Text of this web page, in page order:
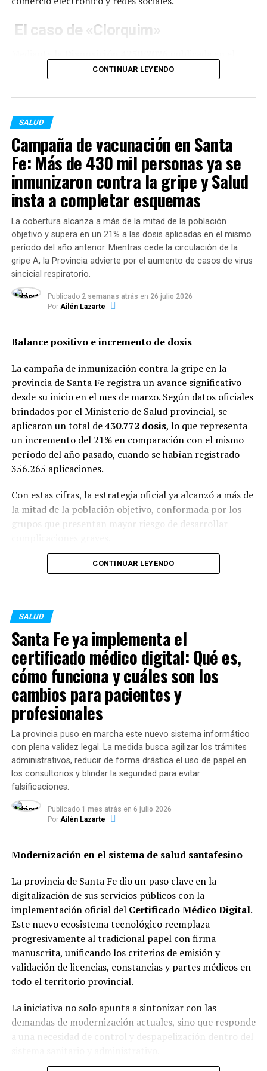
El caso de «Clorquim»
Boletín Oficial, la ANMAT oficializó la prohibición sobre
todos los lotes de desinfectantes, limpiadores y
productos para tratamiento de superficies de la firma
La investigación determinó que los artículos no
contaban con el registro sanitario correspondiente.
Asimismo, la autoridad de control no pudo identificar
un establecimiento habilitado responsable de su
manufactura, lo que impidió verificar las condiciones de
inocuidad y seguridad en las que fueron elaborados.
Inhabilitación para la línea «Clean
Lab»
organismo regulador impuso una restricción idéntica a
la línea de productos domisanitarios de la marca Clean
que se incluyen:
Limpiadores universales y desinfectantes.
Insecticidas de uso doméstico.
Aromatizantes de ambiente.
Artículos para el acabado y embellecimiento de
superficies.
Desde el organismo fiscalizador remarcaron que la
procesos de fabricación de estos insumos.
Ambas marcas no podrán retornar al mercado hasta
tanto regularicen sus registros, inscriban sus fórmulas y
obtengan las habilitaciones de los establecimientos
productores ante las autoridades sanitarias
competentes.
CONTINUAR LEYENDO
SALUD
Campaña de vacunación en Santa
Fe: Más de 430 mil personas ya se
inmunizaron contra la gripe y Salud
insta a completar esquemas
La cobertura alcanza a más de la mitad de la población
objetivo y supera en un 21% a las dosis aplicadas en el mismo
período del año anterior. Mientras cede la circulación de la
gripe A, la Provincia advierte por el aumento de casos de virus
sincicial respiratorio.
Publicado 2 semanas atrás en 26 julio 2026
Por Ailén Lazarte
Balance positivo e incremento de dosis
La campaña de inmunización contra la gripe en la
provincia de Santa Fe registra un avance significativo
desde su inicio en el mes de marzo. Según datos oficiales
brindados por el Ministerio de Salud provincial, se
aplicaron un total de430.772 dosis, lo que representa
un incremento del 21% en comparación con el mismo
período del año pasado, cuando se habían registrado
356.265 aplicaciones.
Con estas cifras, la estrategia oficial ya alcanzó a más de
la mitad de la población objetivo, conformada por los
grupos que presentan mayor riesgo de desarrollar
Al respecto, la ministra de Salud provincial,
estratégicamente para prevenir el impacto invernal:
“Logramos superar el 50%
de cobertura en la
población objetivo gracias
a un trabajo articulado en
centros de salud,
hospitales y operativos
territoriales desplegados
en toda la provincia”.
Desglose de dosis aplicadas por
grupo de riesgo
El reporte oficial detalló la distribución del esquema de
Personas de 2 a 64 años con factores de
riesgo:154.071 dosis.
Mayores de 65 años:140.935 dosis.
Personal de salud:50.846 dosis.
Niños de 6 meses a 2 años:44.522 dosis.
Personal esencial: 22.591 dosis.
Personas gestantes y puérperas:17.807 dosis.
CONTINUAR LEYENDO
SALUD
Santa Fe ya implementa el
certificado médico digital: Qué es,
cómo funciona y cuáles son los
cambios para pacientes y
profesionales
La provincia puso en marcha este nuevo sistema informático
con plena validez legal. La medida busca agilizar los trámites
administrativos, reducir de forma drástica el uso de papel en
los consultorios y blindar la seguridad para evitar
falsificaciones.
Publicado 1 mes atrás en 6 julio 2026
Por Ailén Lazarte
Modernización en el sistema de salud santafesino
La provincia de Santa Fe dio un paso clave en la
digitalización de sus servicios públicos con la
implementación oficial del Certificado Médico Digital.
Este nuevo ecosistema tecnológico reemplaza
progresivamente al tradicional papel con firma
manuscrita, unificando los criterios de emisión y
validación de licencias, constancias y partes médicos en
todo el territorio provincial.
La iniciativa no solo apunta a sintonizar con las
demandas de modernización actuales, sino que responde
a una necesidad de control y despapelización dentro del